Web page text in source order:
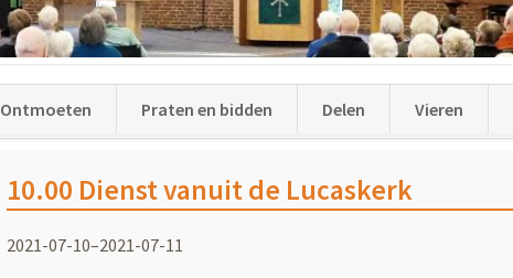
Ontmoeten Praten en bidden Delen Vieren
10.00 Dienst vanuit de Lucaskerk
2021-07-10–2021-07-11